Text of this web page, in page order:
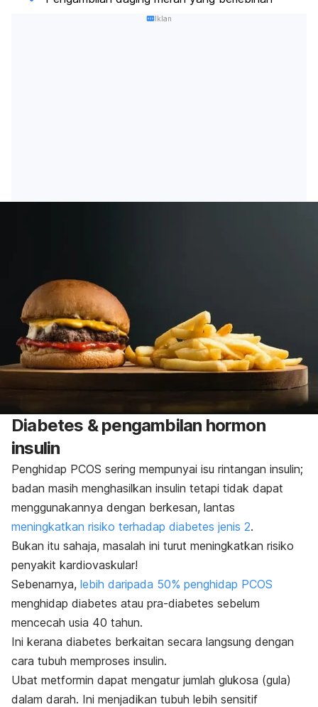
Iklan
Diabetes & pengambilan hormon
insulin
Penghidap PCOS sering mempunyai isu rintangan insulin;
badan masih menghasilkan insulin tetapi tidak dapat
menggunakannya dengan berkesan, lantas
meningkatkan risiko terhadap diabetes jenis 2.
Bukan itu sahaja, masalah ini turut meningkatkan risiko
penyakit kardiovaskular!
Sebenarnya, lebih daripada 50% penghidap PCOS
menghidap diabetes atau pra-diabetes sebelum
mencecah usia 40 tahun.
Ini kerana diabetes berkaitan secara langsung dengan
cara tubuh memproses insulin.
Ubat metformin dapat mengatur jumlah glukosa (gula)
dalam darah. Ini menjadikan tubuh lebih sensitif